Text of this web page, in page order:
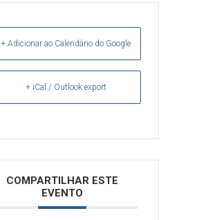
+ Adicionar ao Calendário do Google
+ iCal / Outlook export
COMPARTILHAR ESTE
EVENTO